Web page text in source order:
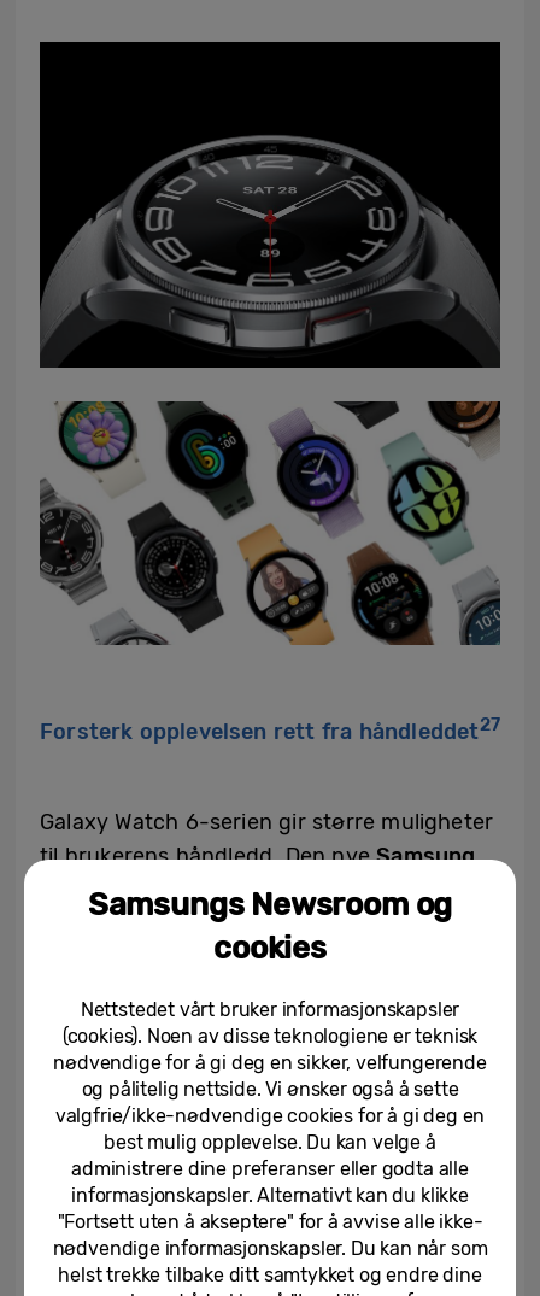
Forsterk opplevelsen rett fra håndleddet27
Galaxy Watch 6-serien gir større muligheter
til brukerens håndledd. Den nyeSamsung
Wallet
kombinerer Samsung Pay med
Samsung Pass, for å innlemme mer av
brukerens lommebok. Her inkluderes ID-
papirer, billetter til arrangementer,
boardingkort, kredittkort og medlemskort i
klokken. For bedre tilgjengelighet lar en
forbedretGesture Controlbrukeren
administrere klokken ved hjelp av helt enkle
bevegelser. Brukeren kan angi egne
snarveier og få tilgang til apper og
funksjoner uten berøring.
Samsungs Newsroom og
cookies
Nettstedet vårt bruker informasjonskapsler
(cookies). Noen av disse teknologiene er teknisk
nødvendige for å gi deg en sikker, velfungerende
og pålitelig nettside. Vi ønsker også å sette
valgfrie/ikke-nødvendige cookies for å gi deg en
best mulig opplevelse. Du kan velge å
administrere dine preferanser eller godta alle
informasjonskapsler. Alternativt kan du klikke
"Fortsett uten å akseptere" for å avvise alle ikke-
nødvendige informasjonskapsler. Du kan når som
helst trekke tilbake ditt samtykket og endre dine